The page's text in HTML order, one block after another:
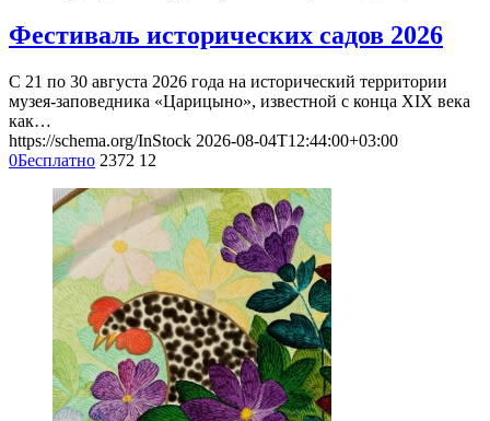
Фестиваль исторических садов 2026
С 21 по 30 августа 2026 года на исторический территории
музея-заповедника «Царицыно», известной с конца XIX века
как…
https://schema.org/InStock 2026-08-04T12:44:00+03:00
0Бесплатно 2372 12